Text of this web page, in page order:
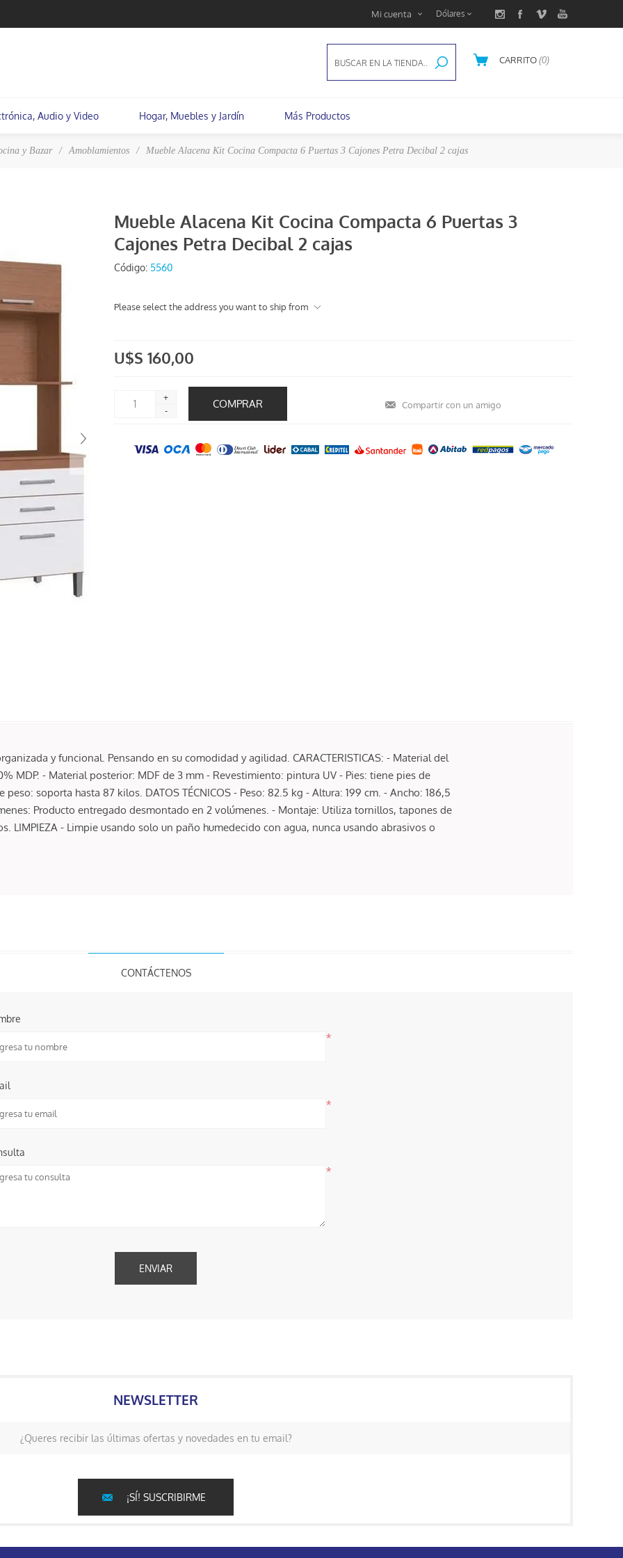
Mi cuenta
CARRITO (0)
Audio y Video Hogar, Muebles y Jardín Más Productos
y Bazar / Amoblamientos / Mueble Alacena Kit Cocina Compacta 6 Puertas 3 Cajones Petra Decibal 2 cajas
Mueble Alacena Kit Cocina Compacta 6 Puertas 3
Cajones Petra Decibal 2 cajas
Código: 5560
Please select the address you want to ship from
U$S 160,00
+
-
y funcional. Pensando en su comodidad y agilidad. CARACTERISTICAS: - Material del
MDP. - Material posterior: MDF de 3 mm - Revestimiento: pintura UV - Pies: tiene pies de
soporta hasta 87 kilos. DATOS TÉCNICOS - Peso: 82.5 kg - Altura: 199 cm. - Ancho: 186,5
Producto entregado desmontado en 2 volúmenes. - Montaje: Utiliza tornillos, tapones de
LIMPIEZA - Limpie usando solo un paño humedecido con agua, nunca usando abrasivos o
CONTÁCTENOS
*
*
*
NEWSLETTER
¿Queres recibir las últimas ofertas y novedades en tu email?
¡SÍ! SUSCRIBIRME